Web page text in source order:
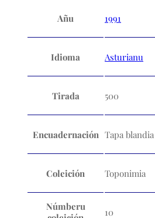
Añu 1991
Idioma Asturianu
Tirada 500
Encuadernación Tapa blandia
Coleición Toponimia
Númberu
10